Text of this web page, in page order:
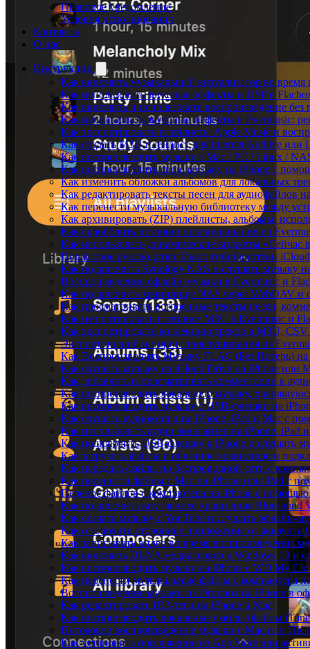
Правовое уведомление
Условия использования
Контакты
О нас
Инструкции
Как включить музыкальный визуализатор во
Как использовать звуковые эффекты и DSP в
Как включить и использовать воспроизведение без
Как использовать звуковые эффекты в Evermusic:
Как экспортировать плейлисты Apple Music и
Как создать M3U плейлист для Internet Archive или
Как воспроизводить музыку с Mac / PC / Linux /
Как воспроизводить свою музыку на iPhone с
Как изменить обложки альбомов для локальных
Как редактировать тексты песен для аудиофайлов
Как перенести музыкальную библиотеку между
Как архивировать (ZIP) плейлисты, альбомы,
Как скробблить историю прослушивания из
Как использовать динамические виджеты «Сейчас
Пошаговое руководство: Импорт библиотеки
Как подключить Synology NAS и слушать музыку
Воспроизведение офлайн-музыки в Evermusic и
Как подключить хранилище NAS через WebDAV и
Как просматривать встроенные тексты песен,
Как импортировать плейлист M3U в Evermusic и
Как экспортировать коллекцию треков в M3U,
Экспорт полной истории прослушивания из
Как Воспроизводить Музыку FLAC (Без Потерь)
Как слушать музыку из iCloud Drive на iPhone или
Как добавлять и просматривать комментарии к
Как воспроизводить локальную музыку,
Как воспроизводить музыку с USB-флешки на
Как слушать аудиокниги на iPhone, iPad и Mac с
Как использовать аудио эквалайзер на iPhone, iPad
Как подключить USB-флешку к iPhone и слушать
Как загрузить файлы в облачное хранилище и
Как передать файлы по беспроводной сети с
Как перенести файлы с Mac на iPhone или iPad с
Перенос файлов с компьютера на iPhone с
Как подключить внутреннее хранилище Bluesound
Как скачать музыку с YouTube и слушать офлайн-
Как отключить стороннее приложение от аккаунта
Как записывать видео во время воспроизведения
Как включить DLNA медиасервер в Windows 10 и
Как воспроизводить музыку на iPhone с WD My
Как перенести музыкальные файлы с компьютера
Воспроизведение музыки из Dropbox на iPhone в
Как редактировать ID3-теги на iPhone и Mac
Как воспроизводить локальные файлы (файлы
Потоковое воспроизведение музыки с Mac или ПК
Как установить приложение из App Store или